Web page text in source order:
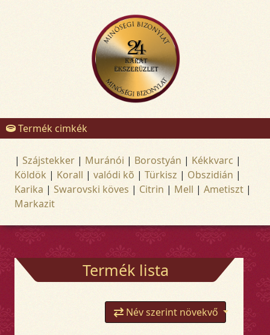
Termék cimkék
| Szájstekker | Muránói | Borostyán | Kékkvarc |
Köldök | Korall | valódi kõ | Türkisz | Obszidián |
Karika | Swarovski köves | Citrin | Mell | Ametiszt |
Markazit
Termék lista
Név szerint növekvő